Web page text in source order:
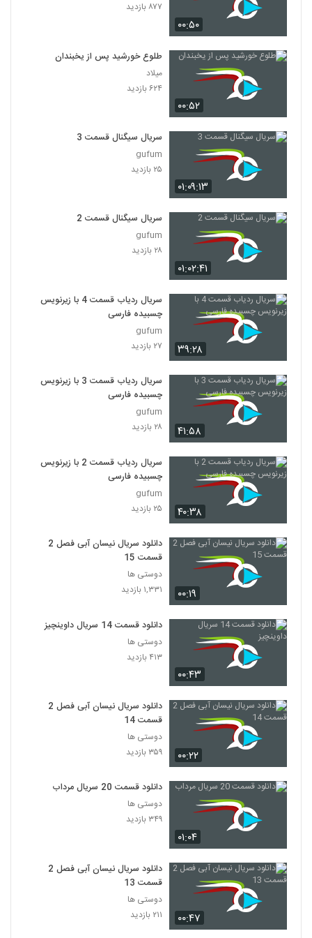
۰۰:۵۰
۸۷۷ بازدید
۰۰:۵۲
طلوع خورشید پس از یخبندان
میلاد
۶۲۴ بازدید
۰۱:۰۹:۱۳
سریال سیگنال قسمت 3
gufum
۲۵ بازدید
۰۱:۰۲:۴۱
سریال سیگنال قسمت 2
gufum
۲۸ بازدید
۳۹:۲۸
سریال ردیاب قسمت 4 با زیرنویس
چسبیده فارسی
gufum
۲۷ بازدید
۴۱:۵۸
سریال ردیاب قسمت 3 با زیرنویس
چسبیده فارسی
gufum
۲۸ بازدید
۴۰:۳۸
سریال ردیاب قسمت 2 با زیرنویس
چسبیده فارسی
gufum
۲۵ بازدید
۰۰:۱۹
دانلود سریال نیسان آبی فصل 2
قسمت 15
دوستی ها
۱,۳۳۱ بازدید
۰۰:۴۳
دانلود قسمت 14 سریال داوینچیز
دوستی ها
۴۱۳ بازدید
۰۰:۲۲
دانلود سریال نیسان آبی فصل 2
قسمت 14
دوستی ها
۳۵۹ بازدید
۰۱:۰۴
دانلود قسمت 20 سریال مرداب
دوستی ها
۳۴۹ بازدید
۰۰:۴۷
دانلود سریال نیسان آبی فصل 2
قسمت 13
دوستی ها
۲۱۱ بازدید